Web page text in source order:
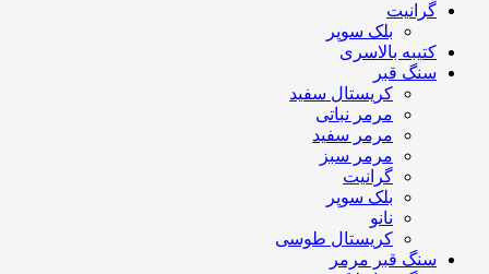
گرانیت
بلک سوپر
کتیبه بالاسری
سنگ قبر
کریستال سفید
مرمر نباتی
مرمر سفید
مرمر سبز
گرانیت
بلک سوپر
نانو
کریستال طوسی
سنگ قبر مرمر